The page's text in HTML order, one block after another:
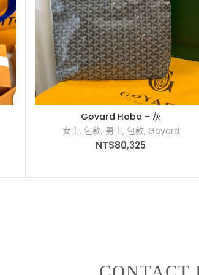
Govard Hobo – 灰
女士, 包款, 男士, 包款, Goyard
NT$80,325